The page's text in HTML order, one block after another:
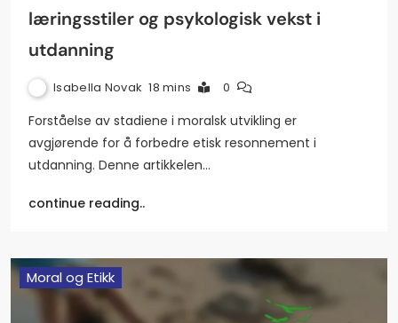
læringsstiler og psykologisk vekst i
utdanning
Isabella Novak 18 mins 0
Forståelse av stadiene i moralsk utvikling er
avgjørende for å forbedre etisk resonnement i
utdanning. Denne artikkelen…
continue reading..
Moral og Etikk